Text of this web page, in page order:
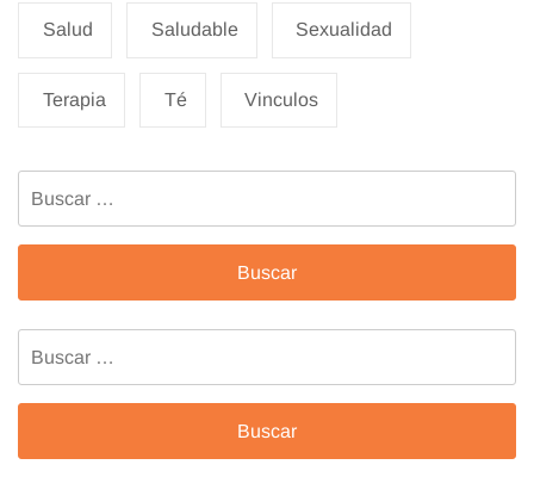
Salud Saludable Sexualidad
Terapia Té Vinculos